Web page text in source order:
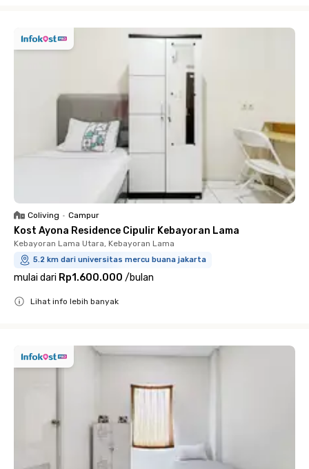
Coliving • Campur
Kost Ayona Residence Cipulir Kebayoran Lama
Kebayoran Lama Utara, Kebayoran Lama
5.2 km dari universitas mercu buana jakarta
mulai dari Rp1.600.000 /bulan
Lihat info lebih banyak